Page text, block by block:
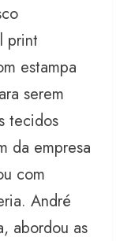
print
estampa
serem
tecidos
da empresa
com
André
abordou as